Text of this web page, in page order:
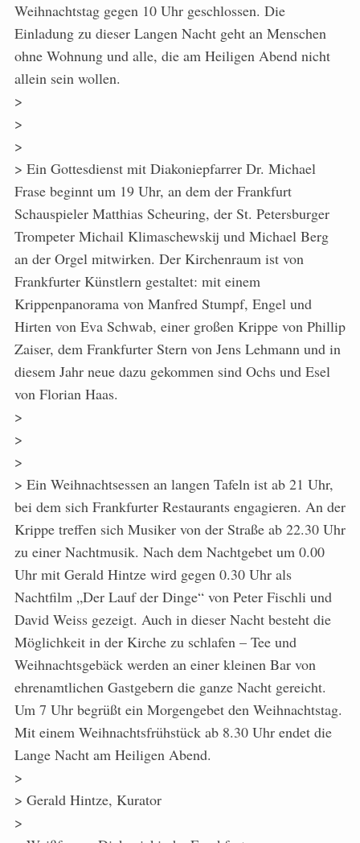
Weihnachtstag gegen 10 Uhr geschlossen. Die
Einladung zu dieser Langen Nacht geht an Menschen
ohne Wohnung und alle, die am Heiligen Abend nicht
allein sein wollen.
>
>
>
> Ein Gottesdienst mit Diakoniepfarrer Dr. Michael
Frase beginnt um 19 Uhr, an dem der Frankfurt
Schauspieler Matthias Scheuring, der St. Petersburger
Trompeter Michail Klimaschewskij und Michael Berg
an der Orgel mitwirken. Der Kirchenraum ist von
Frankfurter Künstlern gestaltet: mit einem
Krippenpanorama von Manfred Stumpf, Engel und
Hirten von Eva Schwab, einer großen Krippe von Phillip
Zaiser, dem Frankfurter Stern von Jens Lehmann und in
diesem Jahr neue dazu gekommen sind Ochs und Esel
von Florian Haas.
>
>
>
> Ein Weihnachtsessen an langen Tafeln ist ab 21 Uhr,
bei dem sich Frankfurter Restaurants engagieren. An der
Krippe treffen sich Musiker von der Straße ab 22.30 Uhr
zu einer Nachtmusik. Nach dem Nachtgebet um 0.00
Uhr mit Gerald Hintze wird gegen 0.30 Uhr als
Nachtfilm „Der Lauf der Dinge“ von Peter Fischli und
David Weiss gezeigt. Auch in dieser Nacht besteht die
Möglichkeit in der Kirche zu schlafen – Tee und
Weihnachtsgebäck werden an einer kleinen Bar von
ehrenamtlichen Gastgebern die ganze Nacht gereicht.
Um 7 Uhr begrüßt ein Morgengebet den Weihnachtstag.
Mit einem Weihnachtsfrühstück ab 8.30 Uhr endet die
Lange Nacht am Heiligen Abend.
>
> Gerald Hintze, Kurator
>